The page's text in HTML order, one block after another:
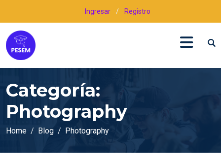
Ingresar / Registro
Categoría:
Photography
Home Blog Photography